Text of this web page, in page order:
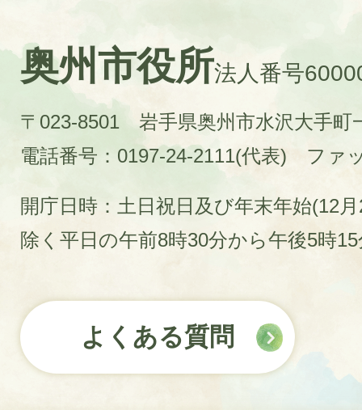
奥州市役所法人番号
〒023-8501 岩手県奥州市水沢大手町
電話番号：0197-24-2111(代表)
ファ
開庁日時：土日祝日及び年末年始(12
除く平日の午前8時30分から午後5時
よくある質問